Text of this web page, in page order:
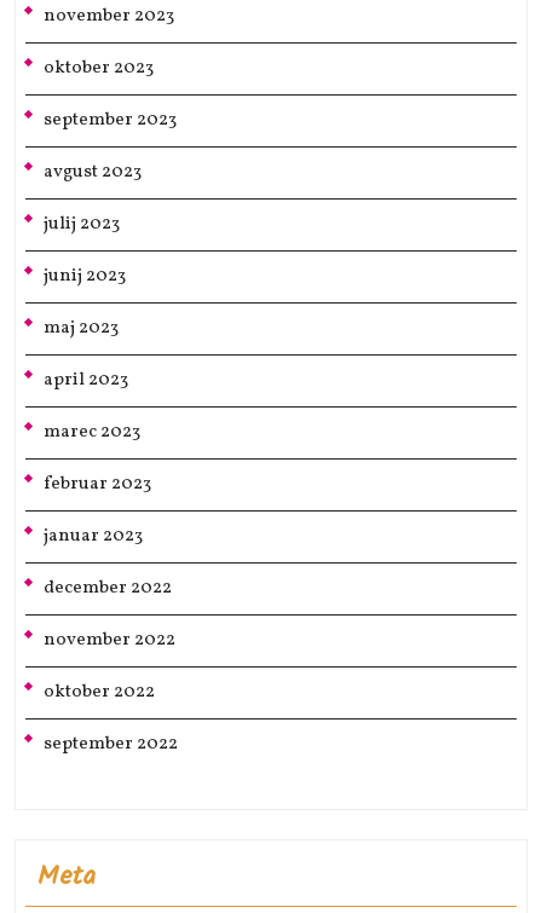
november 2023
oktober 2023
september 2023
avgust 2023
julij 2023
junij 2023
maj 2023
april 2023
marec 2023
februar 2023
januar 2023
december 2022
november 2022
oktober 2022
september 2022
Meta